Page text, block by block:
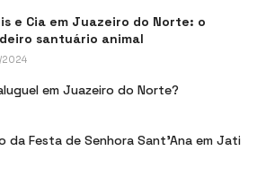
e Cia em Juazeiro do Norte: o
santuário animal
2024
em Juazeiro do Norte?
da Festa de Senhora Sant’Ana em Jati